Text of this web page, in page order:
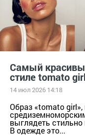
#косметика
#нюдовыеоттенки
Самый
стиле tomato girl
14 июл 2026 14:18
Образ «tomato
выглядеть
В одежде это...